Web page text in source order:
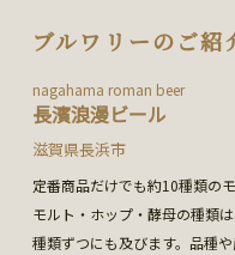
ブルワリーのご紹
nagahama roman beer
長濱浪漫ビール
滋賀県長浜市
定番商品だけでも約10種類の
モルト・ホップ・酵母の種類
種類ずつにも及びます。品種